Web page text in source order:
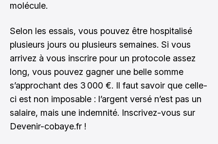
molécule.
Selon les essais, vous pouvez être hospitalisé
plusieurs jours ou plusieurs semaines. Si vous
arrivez à vous inscrire pour un protocole assez
long, vous pouvez gagner une belle somme
s’approchant des 3 000 €. Il faut savoir que celle-
ci est non imposable : l’argent versé n’est pas un
salaire, mais une indemnité. Inscrivez-vous sur
Devenir-cobaye.fr !